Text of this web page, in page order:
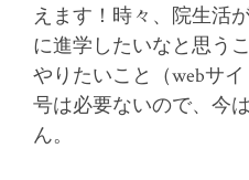
えます！ 時々、院生活
に進学したいなと思う
やりたいこと（webサ
号は必要ないので、今
ん。